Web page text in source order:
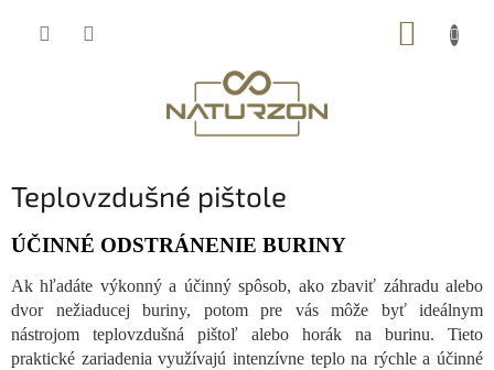
Teplovzdušné pištole
ÚČINNÉ ODSTRÁNENIE BURINY
Ak hľadáte výkonný a účinný spôsob, ako zbaviť záhradu alebo
dvor nežiaducej buriny, potom pre vás môže byť ideálnym
nástrojom teplovzdušná pištoľ alebo horák na burinu. Tieto
praktické zariadenia využívajú intenzívne teplo na rýchle a účinné